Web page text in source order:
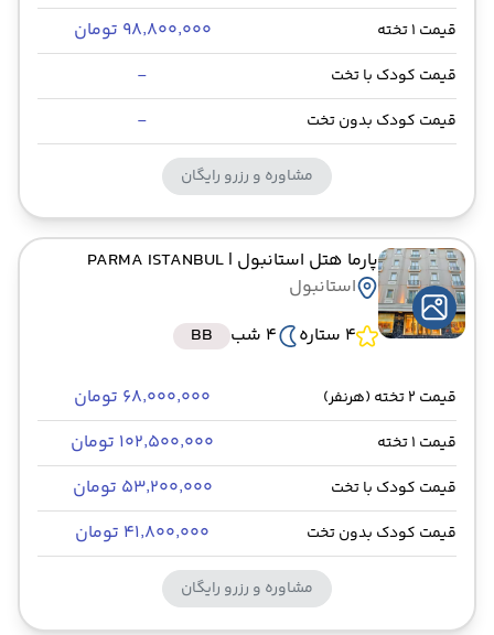
قیمت 1 تخته ۹۸٬۸۰۰٬۰۰۰ تومان
قیمت کودک با تخت -
قیمت کودک بدون تخت -
مشاوره و رزرو رایگان
پارما هتل استانبول | PARMA ISTANBUL
استانبول
4 ستاره
4 شب BB
قیمت 2 تخته (هرنفر) ۶۸٬۰۰۰٬۰۰۰ تومان
قیمت 1 تخته ۱۰۲٬۵۰۰٬۰۰۰ تومان
قیمت کودک با تخت ۵۳٬۲۰۰٬۰۰۰ تومان
قیمت کودک بدون تخت ۴۱٬۸۰۰٬۰۰۰ تومان
مشاوره و رزرو رایگان